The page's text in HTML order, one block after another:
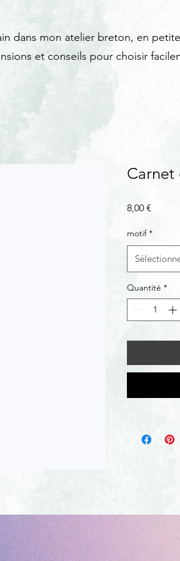
dans mon atelier breton, en
et conseils pour choisir
Carnet
8,00 €
motif *
Quantité *